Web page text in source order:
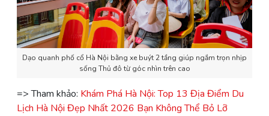
Dạo quanh phố cổ Hà Nội bằng xe buýt 2 tầng giúp ngắm trọn nhịp
sống Thủ đô từ góc nhìn trên cao
=> Tham khảo: Khám Phá Hà Nội: Top 13 Địa Điểm Du
Lịch Hà Nội Đẹp Nhất 2026 Bạn Không Thể Bỏ Lỡ